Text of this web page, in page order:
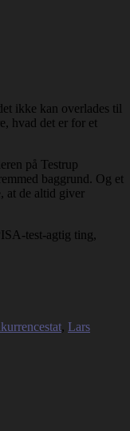
ikke kan overlades til
hvad det er for et
på Testrup
baggrund. Og et
at de altid giver
test-agtig ting,
, Lars